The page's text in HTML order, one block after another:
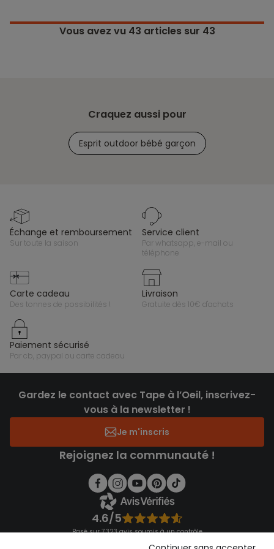
Vous avez vu 43 articles sur 43
Craquez aussi pour
Esprit outdoor bébé garçon
échange et remboursement
sur toute la saison
service client
par whatsapp, e-mail ou
téléphone
carte cadeau
des tonnes de possibilités !
livraison
gratuite dès 10€ d'achats
paiement sécurisé
par cb, paypal ou carte cadeau
Gardez le contact avec Tape à l’Oeil, inscrivez-
vous à la newsletter !
Je m'inscris
Rejoignez la communauté !
4.6/5
Basé sur 7 323 avis soumis à un contrôle